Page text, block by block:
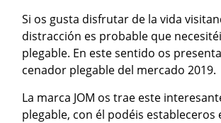
Si os gusta disfrutar de la vida
distracción es probable que
plegable. En este sentido os
cenador plegable del mercado 2019.
La marca JOM os trae este
plegable, con él podéis estableceros